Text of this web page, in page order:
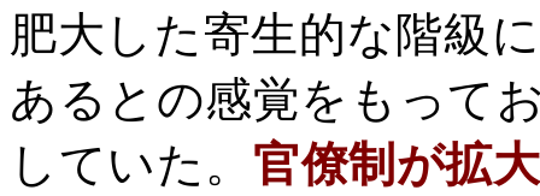
肥大した寄生的な階級
あるとの感覚をもって
していた。 官僚制が拡大